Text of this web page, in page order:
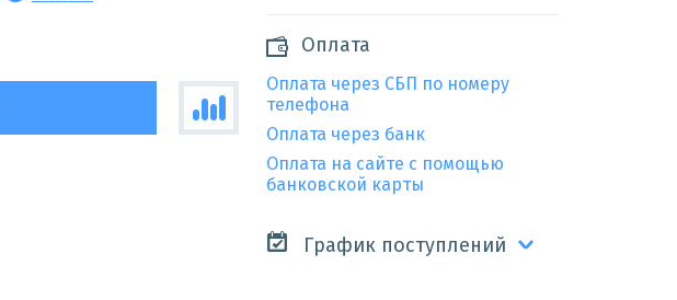
Оплата
Оплата через СБП по номеру
телефона
Оплата через банк
Оплата на сайте с помощью
банковской карты
График поступлений